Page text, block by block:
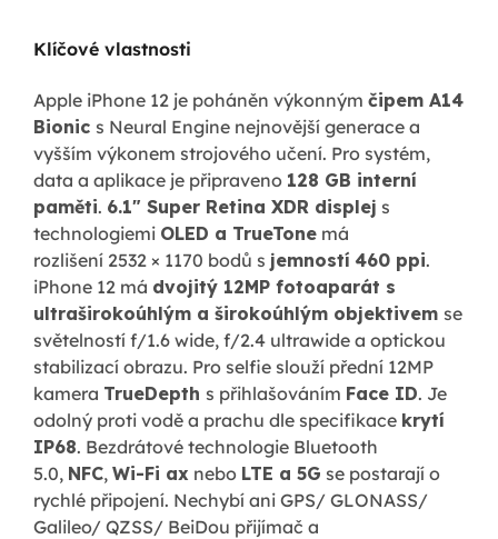
Klíčové vlastnosti
Apple iPhone 12 je poháněn výkonným čipem A14
Bionic s Neural Engine nejnovější generace a
vyšším výkonem strojového učení. Pro systém,
data a aplikace je připraveno 128 GB interní
paměti. 6.1" Super Retina XDR displej s
technologiemi OLED a TrueTone má
rozlišení 2532 × 1170 bodů s jemností 460 ppi.
iPhone 12 má dvojitý 12MP fotoaparát s
ultraširokoúhlým a širokoúhlým objektivem se
světelností f/1.6 wide, f/2.4 ultrawide a optickou
stabilizací obrazu. Pro selfie slouží přední 12MP
kamera TrueDepth s přihlašováním Face ID. Je
odolný proti vodě a prachu dle specifikace krytí
IP68. Bezdrátové technologie Bluetooth
5.0, NFC, Wi-Fi ax nebo LTE a 5G se postarají o
rychlé připojení. Nechybí ani GPS/ GLONASS/
Galileo/ QZSS/ BeiDou přijímač a